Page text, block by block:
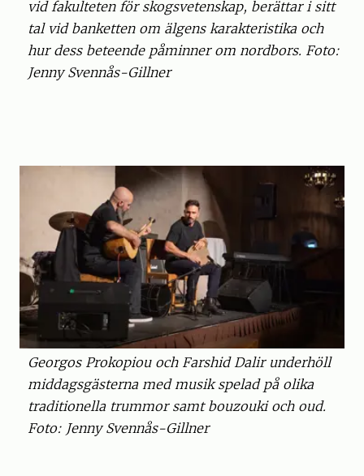
vid fakulteten för skogsvetenskap, berättar i sitt
tal vid banketten om älgens karakteristika och
hur dess beteende påminner om nordbors. Foto:
Jenny Svennås-Gillner
Georgos Prokopiou och Farshid Dalir underhöll
middagsgästerna med musik spelad på olika
traditionella trummor samt bouzouki och oud.
Foto: Jenny Svennås-Gillner